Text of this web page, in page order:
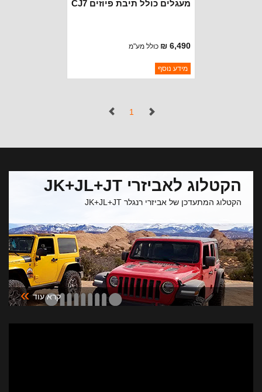
מעגלים כולל תיבת פיוזים CJ7
6,490 ₪ כולל מע"מ
ברקוד: 17202.04
יצרן:RUGGED RIDGE
מידע נוסף
1 (נוכחי)
הקטלוג לאביזרי JK+JL+JT
הקטלוג המתעדכן של אביזרי רנגלר JK+JL+JT
קרא עוד »